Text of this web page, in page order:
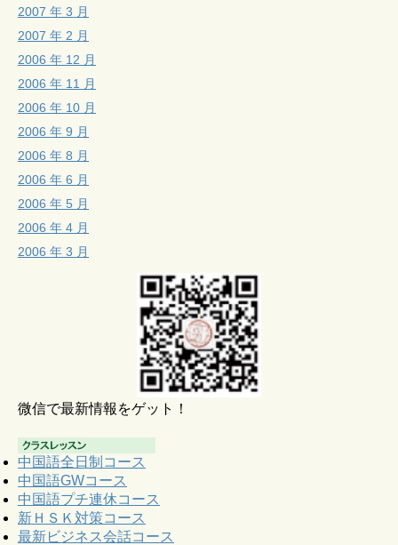
2007 年 3 月
2007 年 2 月
2006 年 12 月
2006 年 11 月
2006 年 10 月
2006 年 9 月
2006 年 8 月
2006 年 6 月
2006 年 5 月
2006 年 4 月
2006 年 3 月
微信で最新情報をゲット！
中国語全日制コース
中国語GWコース
中国語プチ連休コース
新ＨＳＫ対策コース
最新ビジネス会話コース